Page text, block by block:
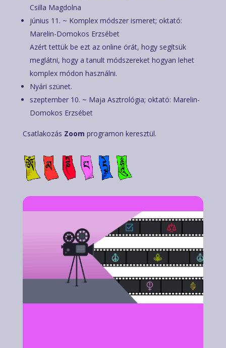
Csilla Magdolna
június 11. ~ Komplex módszer ismeret; oktató:
Marelin-Domokos Erzsébet
Azért tettük be ezt az online órát, hogy segítsük
meglátni, hogy a tanult módszereket hogyan lehet
komplex módon használni.
Nyári szünet.
szeptember 10. ~ Maja Asztrológia; oktató: Marelin-
Domokos Erzsébet
Csatlakozás Zoom programon keresztül.